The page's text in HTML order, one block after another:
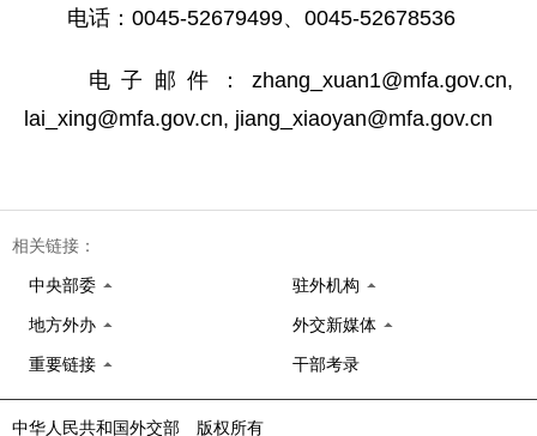
电话：0045-52679499、0045-52678536
电子邮件：zhang_xuan1@mfa.gov.cn,
lai_xing@mfa.gov.cn, jiang_xiaoyan@mfa.gov.cn
相关链接：
中央部委 驻外机构
地方外办 外交新媒体
重要链接 干部考录
中华人民共和国外交部 版权所有